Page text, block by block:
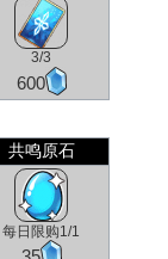
3/3
600
共鸣原石
每日限购1/1